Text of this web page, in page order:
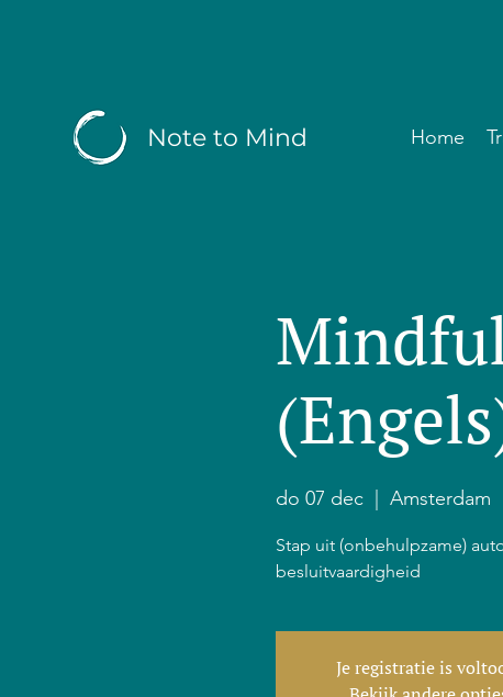
Note to Mind Home
do 07 dec
  |
Amsterdam
Stap uit (onbehulpzame)
besluitvaardigheid
Je registratie is